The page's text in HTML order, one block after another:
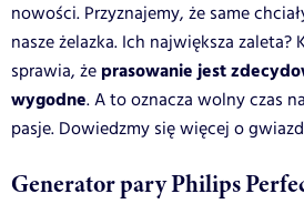
nowości. Przyznajemy, że same
nasze żelazka. Ich największa zaleta?
sprawia, że prasowanie jest
wygodne. A to oznacza wolny czas
pasje. Dowiedzmy się więcej o
Generator pary Philips